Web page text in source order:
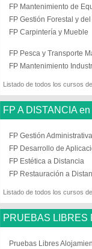
FP Mantenimiento de
FP Gestión Forestal y
FP Carpintería y Mueble
FP Pesca y Transporte
FP Mantenimiento
Listado de todos los cursos de
FP A DISTANCIA
FP Gestión
FP Desarrollo de
FP Estética a Distancia
FP Restauración a
Listado de todos los cursos de
PRUEBAS LIBRES
Pruebas Libres